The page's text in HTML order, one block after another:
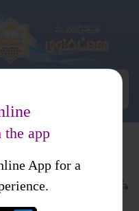
نماز مساجد
app
App for a